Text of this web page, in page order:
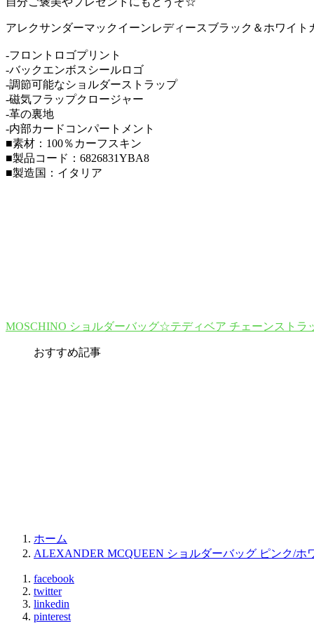
アレクサンダーマックイーンレディースブラック＆ホワイト
-フロントロゴプリント
-バックエンボスシールロゴ
-調節可能なショルダーストラップ
-磁気フラップクロージャー
-革の裏地
-内部カードコンパートメント
■素材：100％カーフスキン
■製品コード：6826831YBA8
■製造国：イタリア
MOSCHINO ショルダーバッグ☆テディベア チェーンストラ
おすすめ記事
ホーム
ALEXANDER MCQUEEN ショルダーバッグ ピンク/ホ
facebook
twitter
linkedin
pinterest